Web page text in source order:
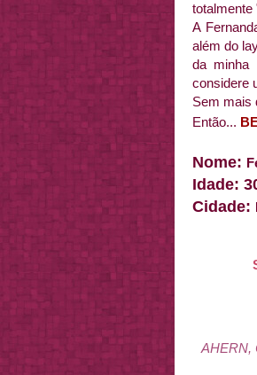
totalmente
A
além do
da minha
considere
Sem mais
Então...
Nome:
Idade:
Cidade:
AHERN,